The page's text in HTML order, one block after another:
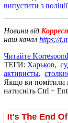
випустити з
Новини від
наш канал https://
Читайте
ТЕГИ: Харьков,
активисты,
Якщо ви помітили
натисніть Ctrl +